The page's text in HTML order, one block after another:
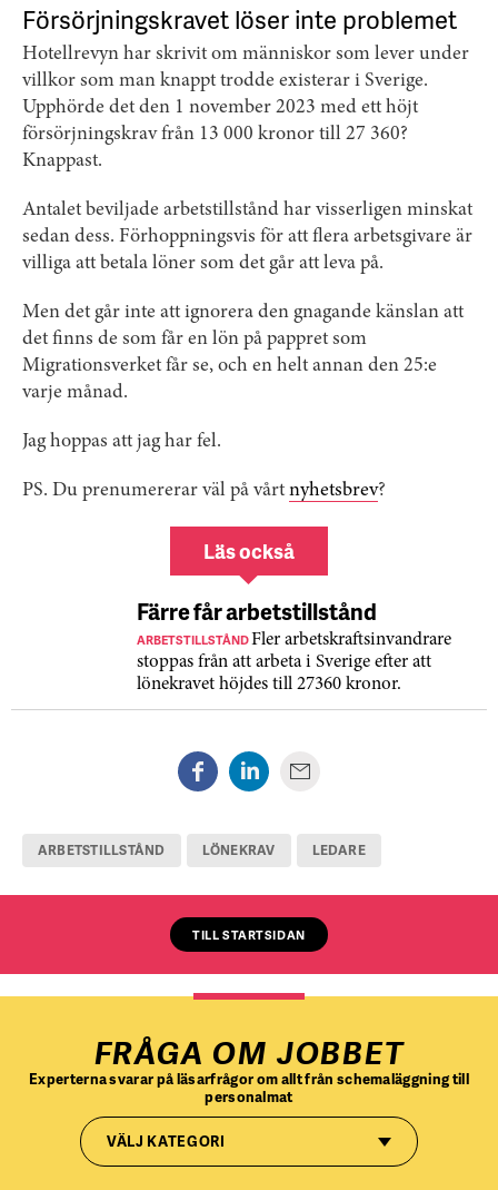
Försörjningskravet löser inte problemet
Hotellrevyn har skrivit om människor som lever under
villkor som man knappt trodde existerar i Sverige.
Upphörde det den 1 november 2023 med ett höjt
försörjningskrav från 13 000 kronor till 27 360?
Knappast.
Antalet beviljade arbetstillstånd har visserligen minskat
sedan dess. Förhoppningsvis för att flera arbetsgivare är
villiga att betala löner som det går att leva på.
Men det går inte att ignorera den gnagande känslan att
det finns de som får en lön på pappret som
Migrationsverket får se, och en helt annan den 25:e
varje månad.
Jag hoppas att jag har fel.
PS. Du prenumererar väl på vårt nyhetsbrev?
Läs också
Färre får arbetstillstånd
ARBETSTILLSTÅNDFler arbetskraftsinvandrare
stoppas från att arbeta i Sverige efter att
lönekravet höjdes till 27360 kronor.
ARBETSTILLSTÅND LÖNEKRAV LEDARE
TILL STARTSIDAN
FRÅGA OM JOBBET
Experterna svarar på läsarfrågor om allt från schemaläggning till
personalmat
VÄLJ KATEGORI